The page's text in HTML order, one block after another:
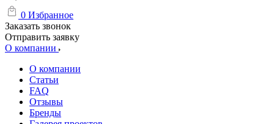
0 Избранное
Заказать звонок
Отправить заявку
О компании
О компании
Статьи
FAQ
Отзывы
Бренды